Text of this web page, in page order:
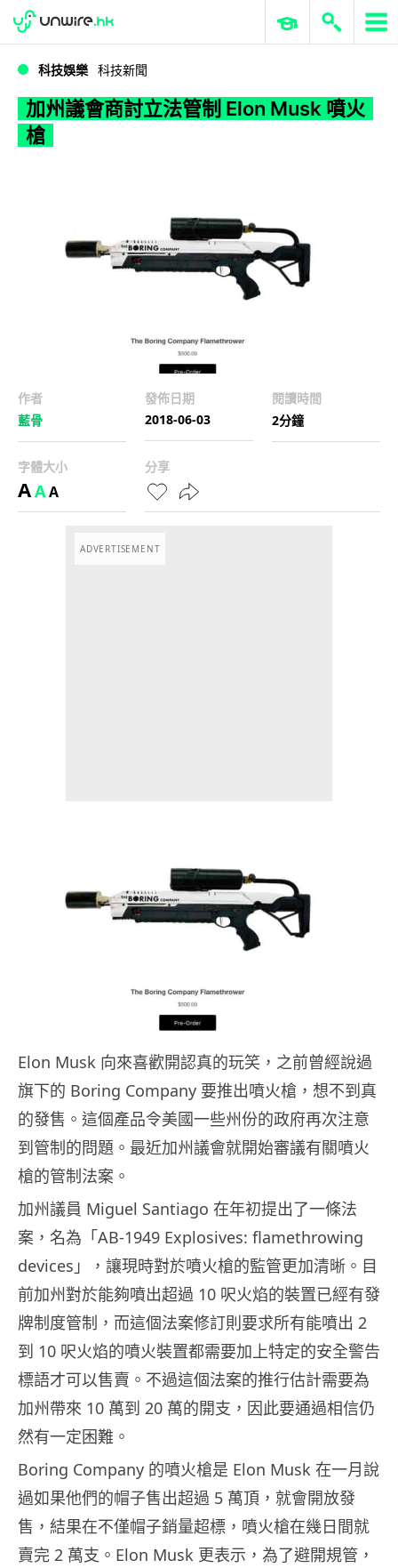
加州議會商討立法管制 Elon Musk 噴火槍
WWDC 2026 ERP 與商業 AI
科技娛樂 科技新聞
加州議會商討立法管制 Elon Musk 噴火
槍
作者
藍骨
發佈日期
2018-06-03
閱讀時間
2分鐘
字體大小
AAA
分享
ADVERTISEMENT
Elon Musk 向來喜歡開認真的玩笑，之前曾經說過
旗下的 Boring Company 要推出噴火槍，想不到真
的發售。這個產品令美國一些州份的政府再次注意
到管制的問題。最近加州議會就開始審議有關噴火
槍的管制法案。
加州議員 Miguel Santiago 在年初提出了一條法
案，名為「AB-1949 Explosives: flamethrowing
devices」，讓現時對於噴火槍的監管更加清晰。目
前加州對於能夠噴出超過 10 呎火焰的裝置已經有發
牌制度管制，而這個法案修訂則要求所有能噴出 2
到 10 呎火焰的噴火裝置都需要加上特定的安全警告
標語才可以售賣。不過這個法案的推行估計需要為
加州帶來 10 萬到 20 萬的開支，因此要通過相信仍
然有一定困難。
Boring Company 的噴火槍是 Elon Musk 在一月說
過如果他們的帽子售出超過 5 萬頂，就會開放發
售，結果在不僅帽子銷量超標，噴火槍在幾日間就
賣完 2 萬支。Elon Musk 更表示，為了避開規管，